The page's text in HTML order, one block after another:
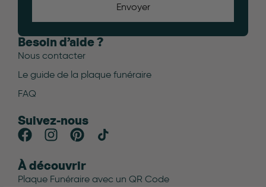
Envoyer
Besoin d’aide ?
Nous contacter
Le guide de la plaque funéraire
FAQ
Suivez-nous
À découvrir
Plaque Funéraire avec un QR Code